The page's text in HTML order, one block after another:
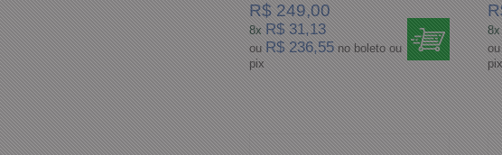
R$ 249,00
8x R$ 31,13
ou R$ 236,55 no boleto ou
pix
8x
ou